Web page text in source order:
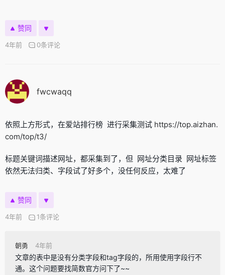
赞同
4年前 0条评论
fwcwaqq
依照上方形式，在爱站排行榜 进行采集测试 https://top.aizhan.
com/top/t3/
标题关键词描述网址，都采集到了，但 网址分类目录 网址标签
依然无法归类、字段试了好多个，没任何反应，太难了
赞同
4年前 1条评论
朝勇 4年前
文章的表中是没有分类字段和tag字段的，所用使用字段行不
通。这个问题要找简数官方问下了~~